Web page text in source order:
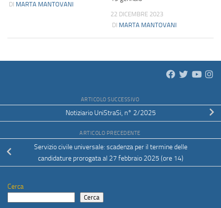
DI MARTA MANTOVANI
22 DICEMBRE 2023
DI MARTA MANTOVANI
ARTICOLO SUCCESSIVO
Notiziario UniStraSi, n° 2/2025
ARTICOLO PRECEDENTE
Servizio civile universale: scadenza per il termine delle
candidature prorogata al 27 febbraio 2025 (ore 14)
Cerca
Cerca